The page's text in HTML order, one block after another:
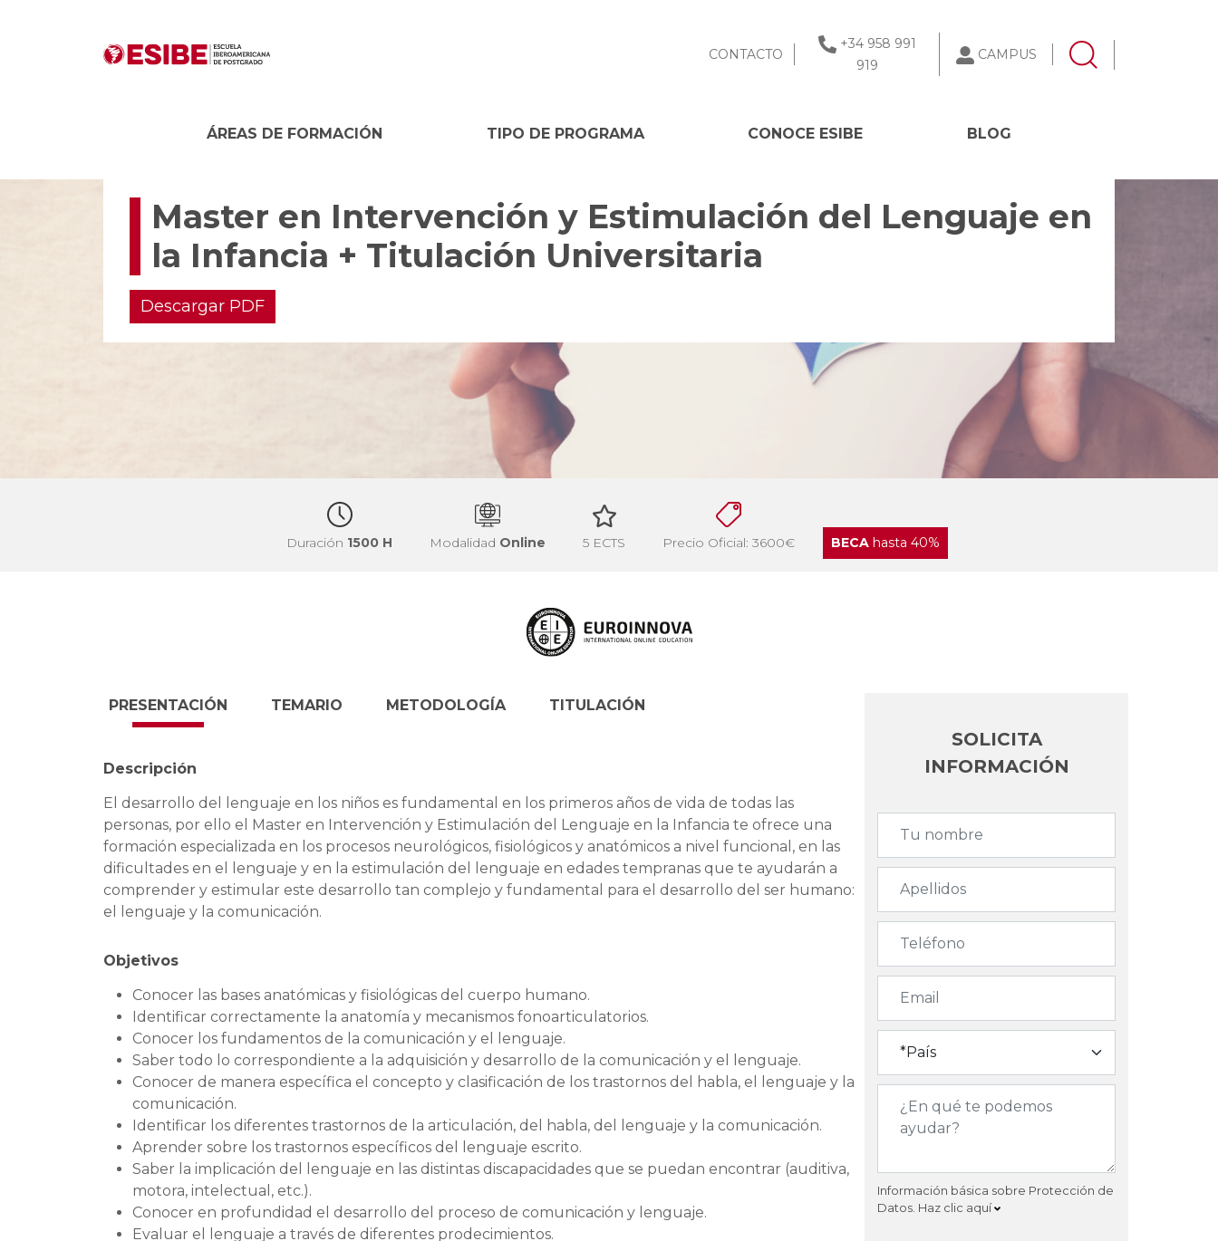
CONTACTO
+34 958 991
919
CAMPUS
ÁREAS DE FORMACIÓN TIPO DE PROGRAMA CONOCE ESIBE BLOG
Master en Intervención y Estimulación del Lenguaje en
la Infancia + Titulación Universitaria
Descargar PDF
Duración 1500 H Modalidad Online 5 ECTS Precio Oficial: 3600€ BECA hasta 40%
PRESENTACIÓN
Descripción
El desarrollo del lenguaje en los niños es fundamental en los primeros años de vida de todas las
personas, por ello el Master en Intervención y Estimulación del Lenguaje en la Infancia te ofrece una
formación especializada en los procesos neurológicos, fisiológicos y anatómicos a nivel funcional, en las
dificultades en el lenguaje y en la estimulación del lenguaje en edades tempranas que te ayudarán a
comprender y estimular este desarrollo tan complejo y fundamental para el desarrollo del ser humano:
el lenguaje y la comunicación.
Objetivos
Conocer las bases anatómicas y fisiológicas del cuerpo humano.
Identificar correctamente la anatomía y mecanismos fonoarticulatorios.
Conocer los fundamentos de la comunicación y el lenguaje.
Saber todo lo correspondiente a la adquisición y desarrollo de la comunicación y el lenguaje.
Conocer de manera específica el concepto y clasificación de los trastornos del habla, el lenguaje y la
comunicación.
Identificar los diferentes trastornos de la articulación, del habla, del lenguaje y la comunicación.
Aprender sobre los trastornos específicos del lenguaje escrito.
Saber la implicación del lenguaje en las distintas discapacidades que se puedan encontrar (auditiva,
motora, intelectual, etc.).
Conocer en profundidad el desarrollo del proceso de comunicación y lenguaje.
Evaluar el lenguaje a través de diferentes prodecimientos.
TEMARIO METODOLOGÍA TITULACIÓN
SOLICITA
INFORMACIÓN
Información básica sobre Protección de
Datos. Haz clic aquí